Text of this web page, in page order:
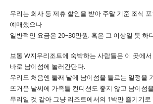
우리는 회사 등 제휴 할인을 받아 주말 기준 조식
예매했으나
일반적인 요금은 20~30만원, 혹은 그 이상일 듯 하
보통 W지우리조트에 숙박하는 사람들은 이 곳에
바로 남이섬에 놀러간단다.
우리도 처음엔 둘째 날에 남이섬을 들르는 일정을
뜨거운 날씨에 가족들 컨디션도 좋지 않고 남이섬
무리일 것 같아 그냥 리조트에서의 1박만 즐기기로